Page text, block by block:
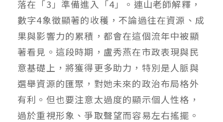
落在「3」準備進入「4」。連山老師解釋，
數字4象徵顯著的收穫，不論過往在資源、成
果與影響力的累積，都會在這個流年中被顯
著看見。這段時期，盧秀燕在市政表現與民
意基礎上，將獲得更多助力，特別是人脈與
選舉資源的匯聚，對她未來的政治布局格外
有利。但也要注意太過度的顯示個人性格，
過於重視形象、爭取聲望而容易左右搖擺。